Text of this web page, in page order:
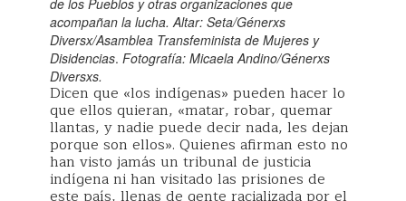
de los Pueblos y otras organizaciones que
acompañan la lucha. Altar: Seta/Génerxs
Diversx/Asamblea Transfeminista de Mujeres y
Disidencias. Fotografía: Micaela Andino/Génerxs
Diversxs.
Dicen que «los indígenas» pueden hacer lo
que ellos quieran, «matar, robar, quemar
llantas, y nadie puede decir nada, les dejan
porque son ellos». Quienes afirman esto no
han visto jamás un tribunal de justicia
indígena ni han visitado las prisiones de